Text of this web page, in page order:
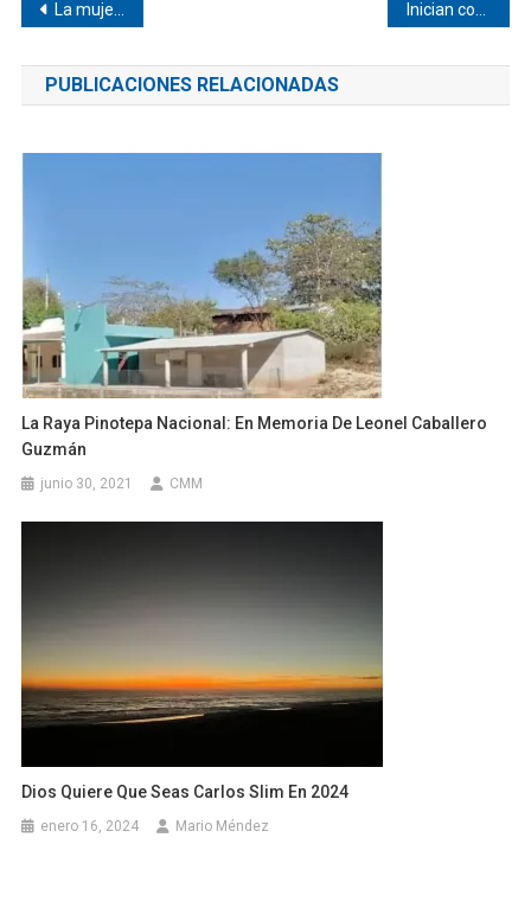
Navegación
de
entradas
La mujer de Lot
PUBLICACIONES RELACIONADAS
La Raya Pinotepa Nacional: En Memoria De Leonel Caballero
Guzmán
junio 30, 2021 CMM
Dios Quiere Que Seas Carlos Slim En 2024
enero 16, 2024 Mario Méndez